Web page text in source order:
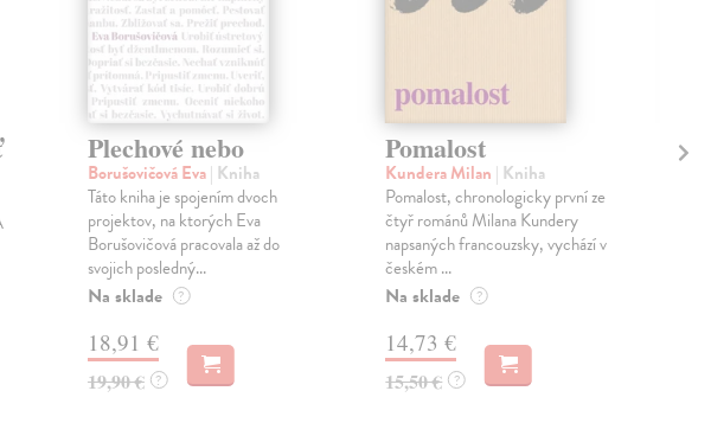
Plechové nebo
Borušovičová Eva| Kniha
Táto kniha je spojením dvoch
projektov, na ktorých Eva
Borušovičová pracovala až do
svojich posledný...
Na sklade ?
18,91 €
19,90 € ?
Pomalost
Kundera Milan | Kniha
Pomalost, chronologicky první ze
čtyř románů Milana Kundery
napsaných francouzsky, vychází v
českém ...
Na sklade ?
14,73 €
15,50 € ?